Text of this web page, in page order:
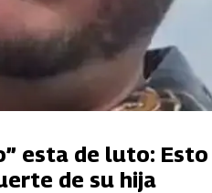
esta de luto: Esto
de su hija